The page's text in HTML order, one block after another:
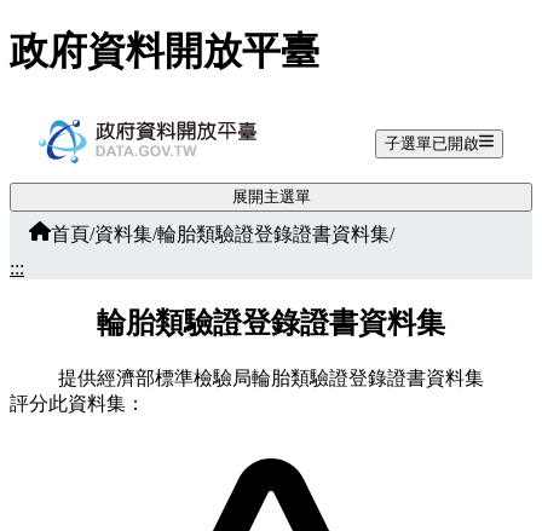
跳至主要內容
政府資料開放平臺
子選單已開啟
展開主選單
首頁/資料集/輪胎類驗證登錄證書資料集/
:::
輪胎類驗證登錄證書資料集
提供經濟部標準檢驗局輪胎類驗證登錄證書資料集
評分此資料集：